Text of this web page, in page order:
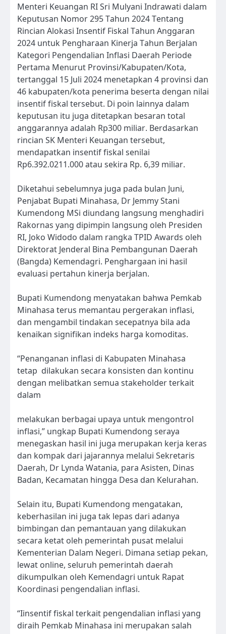
Menteri Keuangan RI Sri Mulyani Indrawati dalam
Keputusan Nomor 295 Tahun 2024 Tentang
Rincian Alokasi Insentif Fiskal Tahun Anggaran
2024 untuk Pengharaan Kinerja Tahun Berjalan
Kategori Pengendalian Inflasi Daerah Periode
Pertama Menurut Provinsi/Kabupaten/Kota,
tertanggal 15 Juli 2024 menetapkan 4 provinsi dan
46 kabupaten/kota penerima beserta dengan nilai
insentif fiskal tersebut. Di poin lainnya dalam
keputusan itu juga ditetapkan besaran total
anggarannya adalah Rp300 miliar. Berdasarkan
rincian SK Menteri Keuangan tersebut,
mendapatkan insentif fiskal senilai
Rp6.392.0211.000 atau sekira Rp. 6,39 miliar.
Diketahui sebelumnya juga pada bulan Juni,
Penjabat Bupati Minahasa, Dr Jemmy Stani
Kumendong MSi diundang langsung menghadiri
Rakornas yang dipimpin langsung oleh Presiden
RI, Joko Widodo dalam rangka TPID Awards oleh
Direktorat Jenderal Bina Pembangunan Daerah
(Bangda) Kemendagri. Penghargaan ini hasil
evaluasi pertahun kinerja berjalan.
Bupati Kumendong menyatakan bahwa Pemkab
Minahasa terus memantau pergerakan inflasi,
dan mengambil tindakan secepatnya bila ada
kenaikan signifikan indeks harga komoditas.
“Penanganan inflasi di Kabupaten Minahasa
tetap dilakukan secara konsisten dan kontinu
dengan melibatkan semua stakeholder terkait
dalam
melakukan berbagai upaya untuk mengontrol
inflasi,” ungkap Bupati Kumendong seraya
menegaskan hasil ini juga merupakan kerja keras
dan kompak dari jajarannya melalui Sekretaris
Daerah, Dr Lynda Watania, para Asisten, Dinas
Badan, Kecamatan hingga Desa dan Kelurahan.
Selain itu, Bupati Kumendong mengatakan,
keberhasilan ini juga tak lepas dari adanya
bimbingan dan pemantauan yang dilakukan
secara ketat oleh pemerintah pusat melalui
Kementerian Dalam Negeri. Dimana setiap pekan,
lewat online, seluruh pemerintah daerah
dikumpulkan oleh Kemendagri untuk Rapat
Koordinasi pengendalian inflasi.
“Iinsentif fiskal terkait pengendalian inflasi yang
diraih Pemkab Minahasa ini merupakan salah